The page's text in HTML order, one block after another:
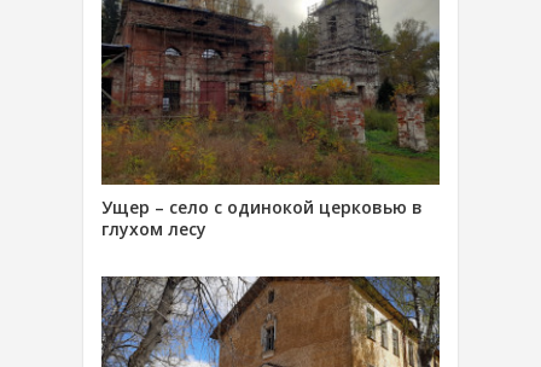
Ущер – село с одинокой церковью в
глухом лесу